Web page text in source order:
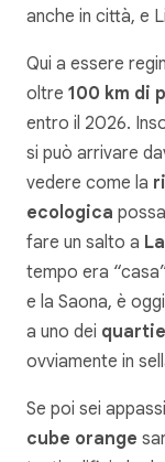
anche in città, e
Qui a essere
oltre 100 km di
entro il 2026.
si può arrivare
vedere come la
ecologica
fare un salto a
tempo era
e la Saona, è
a uno dei
ovviamente in
Se poi sei
cube orange